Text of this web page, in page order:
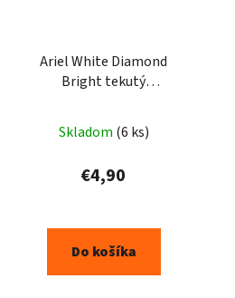
Ariel White Diamond
Bright tekutý
950ml
Skladom (6 ks)
€4,90
Do košíka